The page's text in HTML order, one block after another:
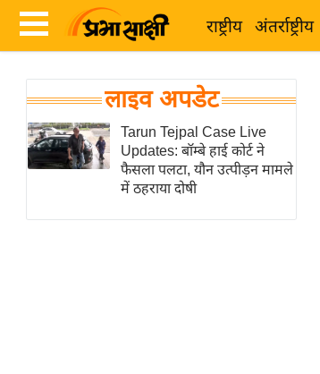
राष्ट्रीय अंतर्राष्ट्रीय
Latest
News
in
Hindi
ता
ख
ब
राष्ट्रीय
लाइव अपडेट
Tarun Tejpal Case Live
Updates: बॉम्बे हाई कोर्ट ने
फैसला पलटा, यौन उत्पीड़न मामले
में ठहराया दोषी